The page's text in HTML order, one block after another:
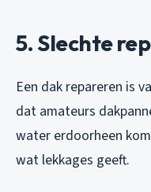
5. Slechte
Een dak repareren is
dat amateurs
water erdoorheen
wat lekkages geeft.